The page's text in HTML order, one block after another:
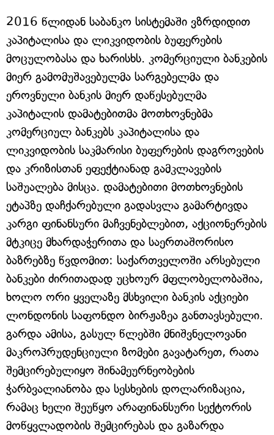
2016 წლიდან საბანკო სისტემაში ვზრდიდით
კაპიტალისა და ლიკვიდობის ბუფერების
მოცულობასა და ხარისხს. კომერციული ბანკების
მიერ გამომუშავებულმა სარგებელმა და
ეროვნული ბანკის მიერ დაწესებულმა
კაპიტალის დამატებითმა მოთხოვნებმა
კომერციულ ბანკებს კაპიტალისა და
ლიკვიდობის საკმარისი ბუფერების დაგროვების
და კრიზისთან ეფექტიანად გამკლავების
საშუალება მისცა. დამატებითი მოთხოვნების
ეტაპზე დაჩქარებული გადასვლა გამარტივდა
კარგი ფინანსური მაჩვენებლებით, აქციონერების
მტკიცე მხარდაჭერითა და საერთაშორისო
ბაზრებზე წვდომით: საქართველოში არსებული
ბანკები ძირითადად უცხოურ მფლობელობაშია,
ხოლო ორი ყველაზე მსხვილი ბანკის აქციები
ლონდონის საფონდო ბირჟაზეა განთავსებული.
გარდა ამისა, გასულ წლებში მნიშვნელოვანი
მაკროპრუდენციული ზომები გავატარეთ, რათა
შემცირებულიყო შინამეურნეობების
ჭარბვალიანობა და სესხების დოლარიზაცია,
რამაც ხელი შეუწყო არაფინანსური სექტორის
მოწყვლადობის შემცირებას და გაზარდა